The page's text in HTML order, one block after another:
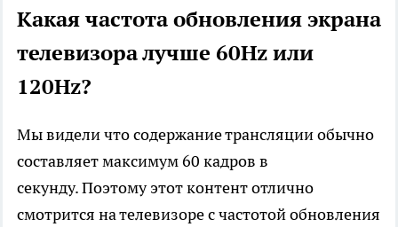
Какая частота обновления экрана
телевизора лучше 60Hz или
120Hz?
Мы видели что содержание трансляции обычно
составляет максимум 60 кадров в
секунду. Поэтому этот контент отлично
смотрится на телевизоре с частотой обновления